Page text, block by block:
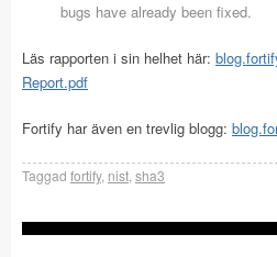
bugs have already been fixed.
Läs rapporten i sin helhet här:
Report.pdf
Fortify har även en trevlig blogg:
Taggad fortify, nist sha3